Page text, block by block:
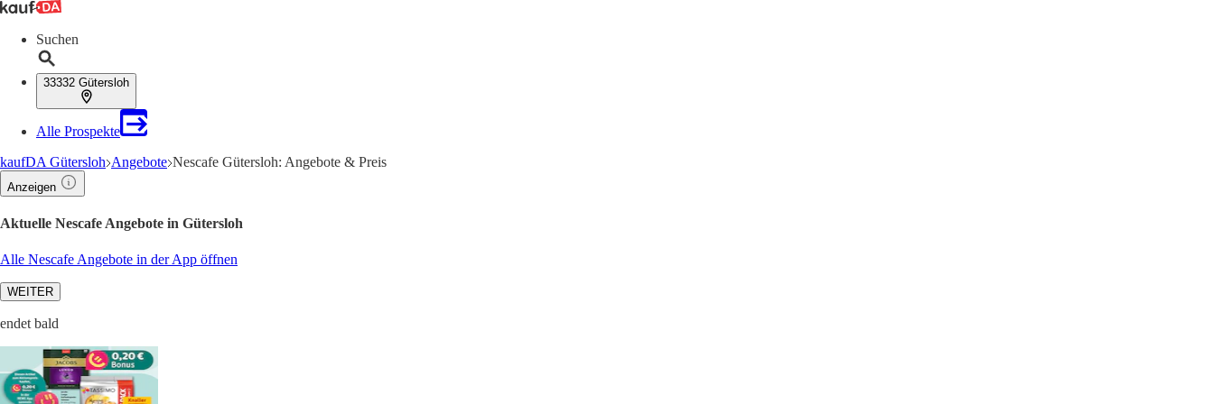
Suchen
33332 Gütersloh
Alle Prospekte
kaufDA Gütersloh Angebote Nescafe Gütersloh: Angebote & Preis
Anzeigen
Aktuelle Nescafe Angebote in Gütersloh
Alle Nescafe Angebote in der App öffnen
WEITER
endet bald